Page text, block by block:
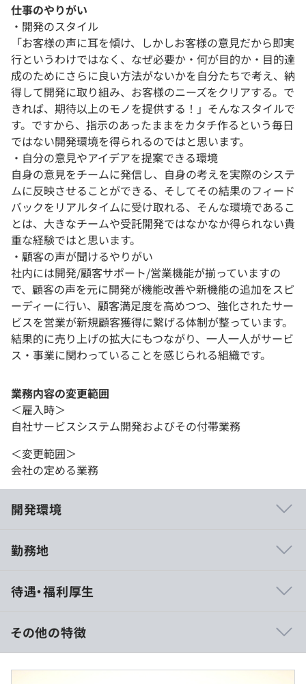
仕事のやりがい
・開発のスタイル
「お客様の声に耳を傾け、しかしお客様の意見だから即実
行というわけではなく、なぜ必要か・何が目的か・目的達
成のためにさらに良い方法がないかを自分たちで考え、納
得して開発に取り組み、お客様のニーズをクリアする。で
きれば、期待以上のモノを提供する！」そんなスタイルで
す。ですから、指示のあったままをカタチ作るという毎日
ではない開発環境を得られるのではと思います。
・自分の意見やアイデアを提案できる環境
自身の意見をチームに発信し、自身の考えを実際のシステ
ムに反映させることができる、そしてその結果のフィード
バックをリアルタイムに受け取れる、そんな環境であるこ
とは、大きなチームや受託開発ではなかなか得られない貴
重な経験ではと思います。
・顧客の声が聞けるやりがい
社内には開発/顧客サポート/営業機能が揃っていますの
で、顧客の声を元に開発が機能改善や新機能の追加をスピ
ーディーに行い、顧客満足度を高めつつ、強化されたサー
ビスを営業が新規顧客獲得に繋げる体制が整っています。
結果的に売り上げの拡大にもつながり、一人一人がサービ
ス・事業に関わっていることを感じられる組織です。
業務内容の変更範囲
＜雇入時＞
自社サービスシステム開発およびその付帯業務
＜変更範囲＞
会社の定める業務
開発環境
よう。仕入れた上で何がいいか考えよう。最も適する技術
す。ただ、今開発に追われていて、やりたくても手をつけ
られていないことも多く、これらの考えを共有しながら一
緒に仕事ができる方が理想的です。
また、代表の古田がエンジニアということもあり、たまに
勤務地
待遇・福利厚生
※年収450万～650万の事例の場合
■賃金形態：月給制（固定残業代を含む ）
その他の特徴